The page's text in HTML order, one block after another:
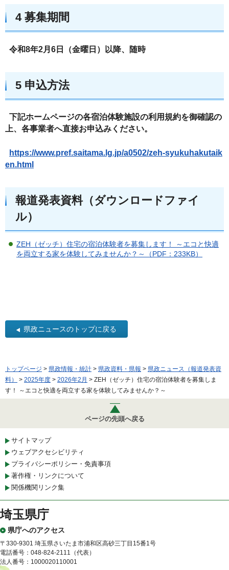
4 募集期間
令和8年2月6日（金曜日）以降、随時
5 申込方法
下記ホームページの各宿泊体験施設の利用規約を御確認の
上、各事業者へ直接お申込みください。
https://www.pref.saitama.lg.jp/a0502/zeh-syukuhakutaik
en.html
報道発表資料（ダウンロードファイ
ル）
ZEH（ゼッチ）住宅の宿泊体験者を募集します！ ～エコと快適
を両立する家を体験してみませんか？～（PDF：233KB）
県政ニュースのトップに戻る
トップページ > 県政情報・統計 > 県政資料・県報 > 県政ニュース（報道発表資
料）
> 2025年度 > 2026年2月 > ZEH（ゼッチ）住宅の宿泊体験者を募集しま
す！ ～エコと快適を両立する家を体験してみませんか？～
ページの先頭へ戻る
サイトマップ
ウェブアクセシビリティ
プライバシーポリシー・免責事項
著作権・リンクについて
関係機関リンク集
埼玉県庁
県庁へのアクセス
〒330-9301 埼玉県さいたま市浦和区高砂三丁目15番1号
電話番号：048-824-2111（代表）
法人番号：1000020110001